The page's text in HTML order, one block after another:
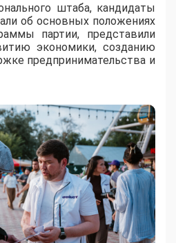
штаба, кандидаты
об основных положениях
партии, представили
экономики, созданию
предпринимательства и